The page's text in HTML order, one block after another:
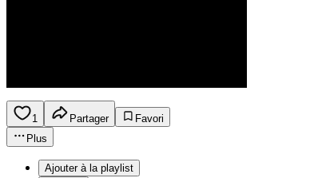
1 Partager
Favori
Plus
Ajouter à la playlist